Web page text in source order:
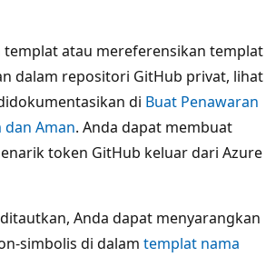
atau mereferensikan templat
dalam repositori GitHub privat, lihat
di Buat Penawaran
Aman. Anda dapat membuat
token GitHub keluar dari Azure
Anda dapat menyarangkan
simbolis di dalam templat nama